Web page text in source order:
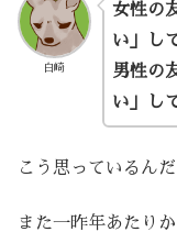
白崎
女性の
い」し
男性の
い」し
こう思っているん
また一昨年あたり